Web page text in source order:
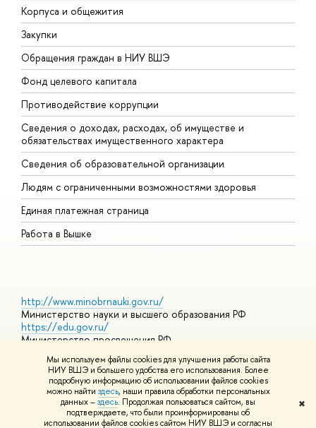
Мы используем файлы cookies для улучшения работы сайта
НИУ ВШЭ и большего удобства его использования. Более
подробную информацию об использовании файлов cookies
можно найти здесь, наши правила обработки персональных
данных –здесь. Продолжая пользоваться сайтом, вы
подтверждаете, что были проинформированы об
использовании файлов cookies сайтом НИУ ВШЭ и согласны
✖
Корпуса и общежития
Закупки
Обращения граждан в НИУ ВШЭ
Фонд целевого капитала
Противодействие коррупции
Сведения о доходах, расходах, об имуществе и
обязательствах имущественного характера
Сведения об образовательной организации
Людям с ограниченными возможностями здоровья
Единая платежная страница
Работа в Вышке
http://www.minobrnauki.gov.ru/
Министерство науки и высшего образования РФ
https://edu.gov.ru/
Министерство просвещения РФ
Массовые открытые онлайн-курсы
© НИУ ВШЭ 1993–2026 Адреса и контактыУсловия
использования материалов Политика конфиденциальности